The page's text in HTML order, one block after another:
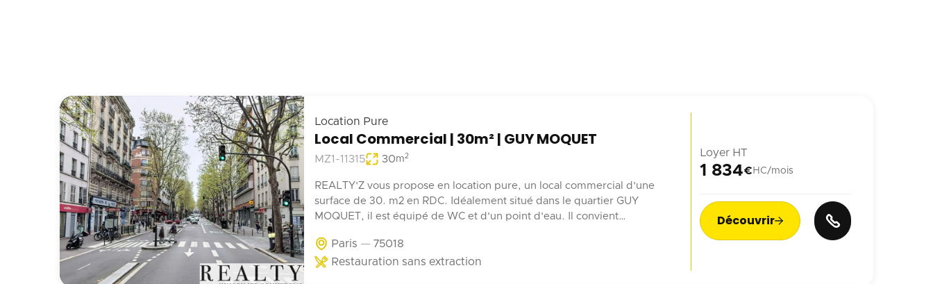
Location Pure
Local Commercial | 30m² | GUY MOQUET
MZ1-11315 30m2
REALTY'Z vous propose en location pure, un local commercial d'une
surface de 30. m2 en RDC. Idéalement situé dans le quartier GUY
MOQUET, il est équipé de WC et d'un point d'eau. Il convient
Paris
75018
Restauration sans extraction
Loyer HT
1 834€ HC/mois
Découvrir 